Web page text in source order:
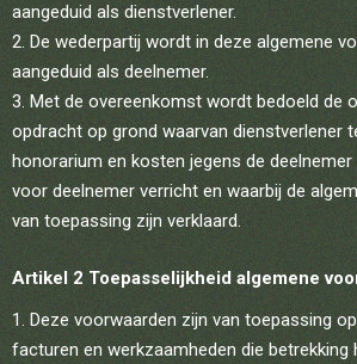
aangeduid als dienstverlener.
De wederpartij wordt in deze algemene
aangeduid als deelnemer.
Met de overeenkomst wordt bedoeld de
opdracht op grond waarvan dienstverlener
honorarium en kosten jegens de
voor deelnemer verricht en waarbij de
van toepassing zijn verklaard.
Artikel 2 Toepasselijkheid algemene
Deze voorwaarden zijn van toepassing
facturen en werkzaamheden die betrekking